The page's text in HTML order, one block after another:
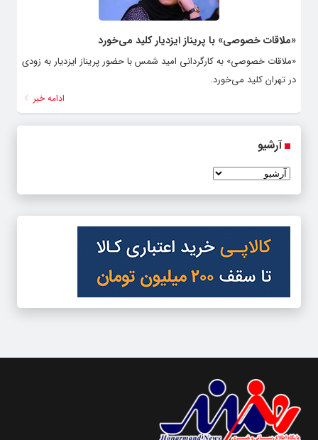
«ملاقات خصوصی» با پریناز ایزدیار کلید می‌خورد
«ملاقات خصوصی» به کارگردانی امید شمس با حضور پریناز ایزدیار به زودی
در تهران کلید می‌خورد.
ادامه خبر
آرشیو